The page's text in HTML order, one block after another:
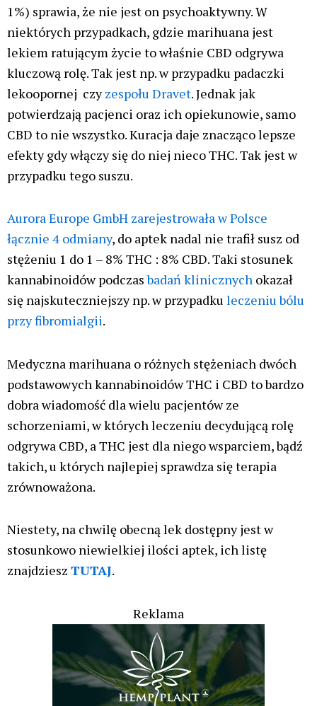
1%) sprawia, że nie jest on psychoaktywny. W
niektórych przypadkach, gdzie marihuana jest
lekiem ratującym życie to właśnie CBD odgrywa
kluczową rolę. Tak jest np. w przypadku padaczki
lekoopornej czyzespołu Dravet. Jednak jak
potwierdzają pacjenci oraz ich opiekunowie, samo
CBD to nie wszystko. Kuracja daje znacząco lepsze
efekty gdy włączy się do niej nieco THC. Tak jest w
przypadku tego suszu.
Aurora Europe GmbH zarejestrowała w Polsce
łącznie 4 odmiany, do aptek nadal nie trafił susz od
stężeniu 1 do 1 – 8% THC : 8% CBD. Taki stosunek
kannabinoidów podczasbadań klinicznych okazał
się najskuteczniejszy np. w przypadku leczeniu bólu
przy fibromialgii.
Medyczna marihuana o różnych stężeniach dwóch
podstawowych kannabinoidów THC i CBD to bardzo
dobra wiadomość dla wielu pacjentów ze
schorzeniami, w których leczeniu decydującą rolę
odgrywa CBD, a THC jest dla niego wsparciem, bądź
takich, u których najlepiej sprawdza się terapia
zrównoważona.
Niestety, na chwilę obecną lek dostępny jest w
stosunkowo niewielkiej ilości aptek, ich listę
znajdziesz TUTAJ.
Reklama